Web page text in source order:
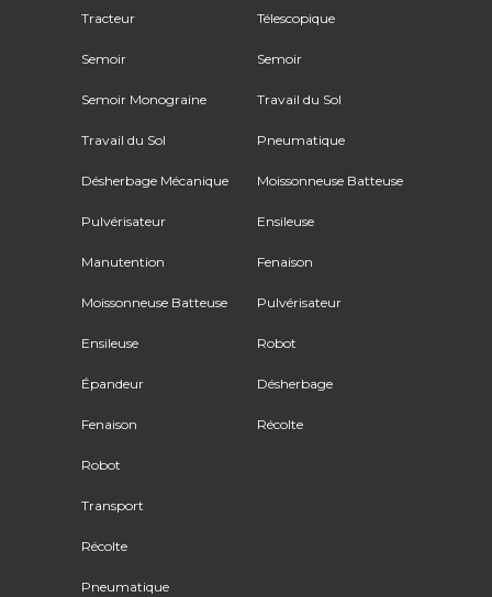
Tracteur
Semoir
Semoir Monograine
Travail du Sol
Désherbage Mécanique
Pulvérisateur
Manutention
Moissonneuse Batteuse
Ensileuse
Épandeur
Fenaison
Robot
Transport
Récolte
Pneumatique
Télescopique
Semoir
Travail du Sol
Pneumatique
Moissonneuse Batteuse
Ensileuse
Fenaison
Pulvérisateur
Robot
Désherbage
Récolte